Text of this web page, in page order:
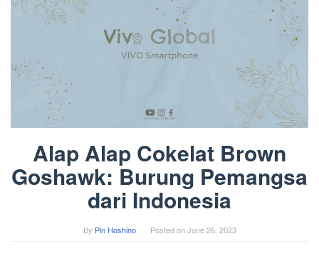
Alap Alap Cokelat Brown
Goshawk: Burung Pemangsa
dari Indonesia
By Pin Hoshino Posted onJune 26, 2023